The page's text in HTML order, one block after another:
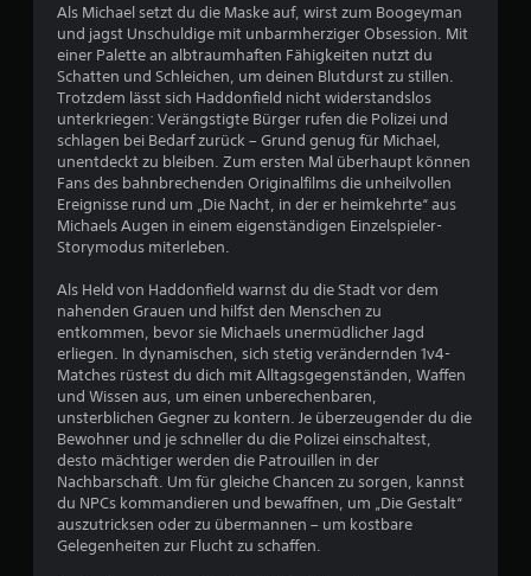
Als Michael setzt du die Maske auf, wirst zum Boogeyman
und jagst Unschuldige mit unbarmherziger Obsession. Mit
einer Palette an albtraumhaften Fähigkeiten nutzt du
Schatten und Schleichen, um deinen Blutdurst zu stillen.
Trotzdem lässt sich Haddonfield nicht widerstandslos
unterkriegen: Verängstigte Bürger rufen die Polizei und
schlagen bei Bedarf zurück – Grund genug für Michael,
unentdeckt zu bleiben. Zum ersten Mal überhaupt können
Fans des bahnbrechenden Originalfilms die unheilvollen
Ereignisse rund um „Die Nacht, in der er heimkehrte“ aus
Michaels Augen in einem eigenständigen Einzelspieler-
Storymodus miterleben.
Als Held von Haddonfield warnst du die Stadt vor dem
nahenden Grauen und hilfst den Menschen zu
entkommen, bevor sie Michaels unermüdlicher Jagd
erliegen. In dynamischen, sich stetig verändernden 1v4-
Matches rüstest du dich mit Alltagsgegenständen, Waffen
und Wissen aus, um einen unberechenbaren,
unsterblichen Gegner zu kontern. Je überzeugender du die
Bewohner und je schneller du die Polizei einschaltest,
desto mächtiger werden die Patrouillen in der
Nachbarschaft. Um für gleiche Chancen zu sorgen, kannst
du NPCs kommandieren und bewaffnen, um „Die Gestalt“
auszutricksen oder zu übermannen – um kostbare
Gelegenheiten zur Flucht zu schaffen.